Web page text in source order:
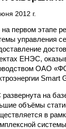
2012 г.
первом этапе
управления
ЕНЭС,
ОАО
Smart
на
объёмы
в